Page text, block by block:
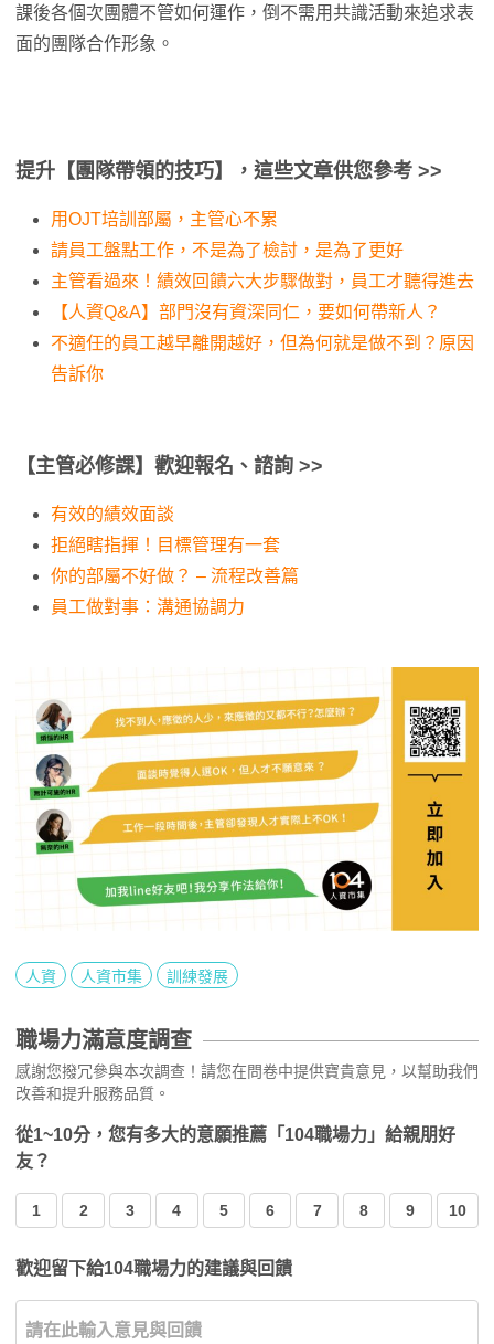
課後各個次團體不管如何運作，倒不需用共識活動來追求表
面的團隊合作形象。
提升【團隊帶領的技巧】，這些文章供您參考 >>
用OJT培訓部屬，主管心不累
請員工盤點工作，不是為了檢討，是為了更好
主管看過來！績效回饋六大步驟做對，員工才聽得進去
【人資Q&A】部門沒有資深同仁，要如何帶新人？
不適任的員工越早離開越好，但為何就是做不到？原因
告訴你
【主管必修課】歡迎報名、諮詢 >>
有效的績效面談
拒絕瞎指揮！目標管理有一套
你的部屬不好做？ – 流程改善篇
員工做對事：溝通協調力
人資 人資市集 訓練發展
職場力滿意度調查
感謝您撥冗參與本次調查！請您在問卷中提供寶貴意見，以幫助我們
改善和提升服務品質。
從1~10分，您有多大的意願推薦「104職場力」給親朋好
友？
1 2 3 4 5 6 7 8 9 10
歡迎留下給104職場力的建議與回饋